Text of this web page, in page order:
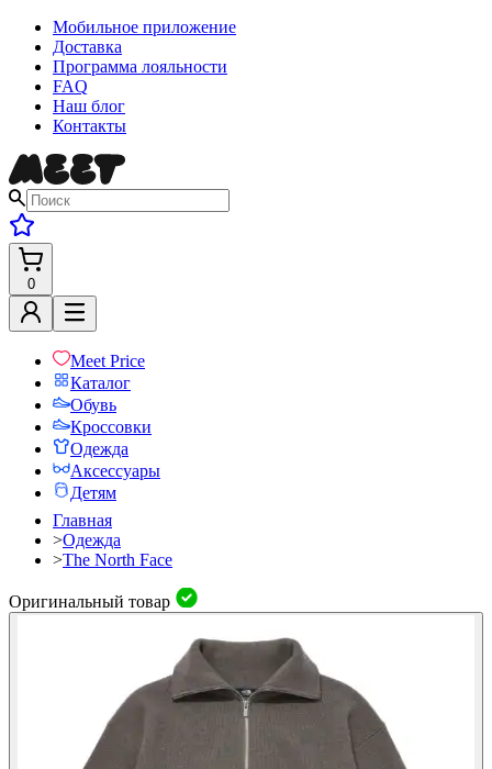
Мобильное приложение
Доставка
Программа лояльности
FAQ
Наш блог
Контакты
0
Meet Price
Каталог
Обувь
Кроссовки
Одежда
Аксессуары
Детям
Главная
>Одежда
>The North Face
Оригинальный товар